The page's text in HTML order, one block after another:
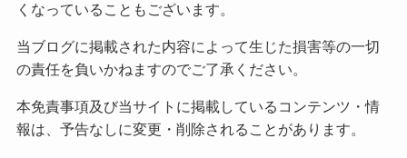
くなっていることもございます。
当ブログに掲載された内容によって生じた損害等の一切
の責任を負いかねますのでご了承ください。
本免責事項及び当サイトに掲載しているコンテンツ・情
報は、予告なしに変更・削除されることがあります。